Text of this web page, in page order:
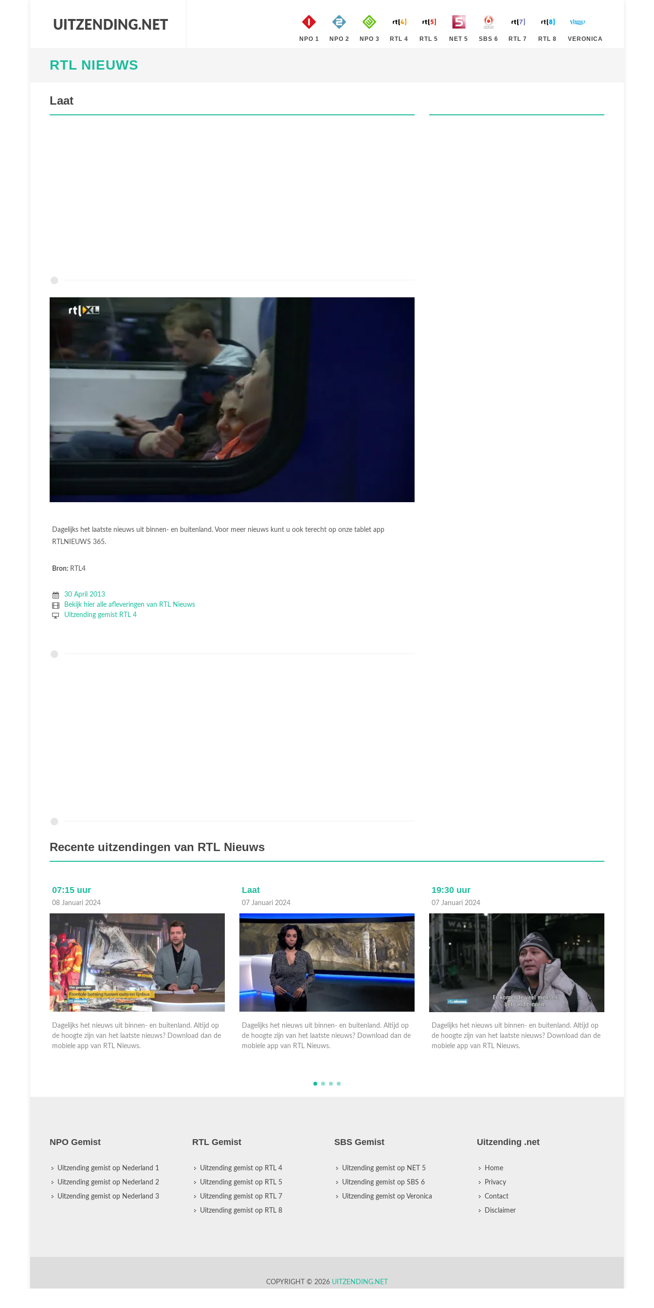
NPO 1 NPO 2 NPO 3 RTL 4 RTL 5 NET 5 SBS 6 RTL 7 RTL 8 VERONICA
RTL NIEUWS
Laat
Dagelijks het laatste nieuws uit binnen- en buitenland. Voor meer nieuws kunt u ook terecht op onze tablet app
RTLNIEUWS 365.
Bron: RTL4
30 April 2013
Bekijk hier alle afleveringen van RTL Nieuws
Uitzending gemist RTL 4
Recente uitzendingen van RTL Nieuws
07:15 uur
08 Januari 2024
Dagelijks het nieuws uit binnen- en buitenland. Altijd op
de hoogte zijn van het laatste nieuws? Download dan de
mobiele app van RTL Nieuws.
Laat
07 Januari 2024
Dagelijks het nieuws uit binnen- en buitenland. Altijd op
de hoogte zijn van het laatste nieuws? Download dan de
mobiele app van RTL Nieuws.
19:30 uur
07 Januari 2024
Dagelijks het nieuws uit binnen- en buitenland. Altijd op
de hoogte zijn van het laatste nieuws? Download dan de
mobiele app van RTL Nieuws.
NPO Gemist
Uitzending gemist op Nederland 1
Uitzending gemist op Nederland 2
Uitzending gemist op Nederland 3
RTL Gemist
Uitzending gemist op RTL 4
Uitzending gemist op RTL 5
Uitzending gemist op RTL 7
Uitzending gemist op RTL 8
SBS Gemist
Uitzending gemist op NET 5
Uitzending gemist op SBS 6
Uitzending gemist op Veronica
Uitzending .net
Home
Privacy
Contact
Disclaimer
COPYRIGHT © 2026 UITZENDING.NET